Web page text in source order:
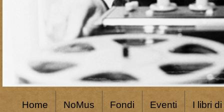
Home NoMus Fondi Eventi I libri